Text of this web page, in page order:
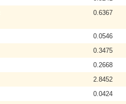
0.6367
0.0546
0.3475
0.2668
2.8452
0.0424